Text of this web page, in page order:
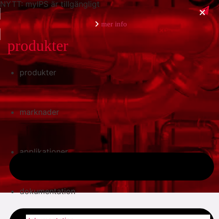
NYTT: myIPS är tillgängligt
mer info
stäng
produkter
marknader
applikationer
dokumentation
produkter